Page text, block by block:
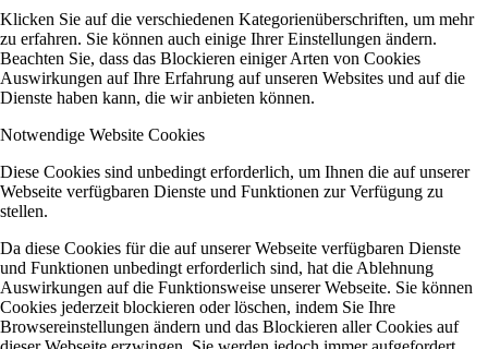
Klicken Sie auf die verschiedenen Kategorienüberschriften, um mehr
zu erfahren. Sie können auch einige Ihrer Einstellungen ändern.
Beachten Sie, dass das Blockieren einiger Arten von Cookies
Auswirkungen auf Ihre Erfahrung auf unseren Websites und auf die
Dienste haben kann, die wir anbieten können.
Notwendige Website Cookies
Diese Cookies sind unbedingt erforderlich, um Ihnen die auf unserer
Webseite verfügbaren Dienste und Funktionen zur Verfügung zu
stellen.
Da diese Cookies für die auf unserer Webseite verfügbaren Dienste
und Funktionen unbedingt erforderlich sind, hat die Ablehnung
Auswirkungen auf die Funktionsweise unserer Webseite. Sie können
Cookies jederzeit blockieren oder löschen, indem Sie Ihre
Browsereinstellungen ändern und das Blockieren aller Cookies auf